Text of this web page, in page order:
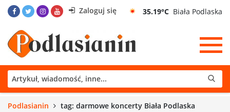
Zaloguj się 35.19°C Biała Podlaska
Podlasianin tag: darmowe koncerty Biała Podlaska